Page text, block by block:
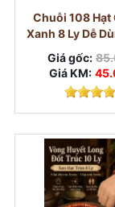
Vòng gỗ
hợp với
Chuỗi 108 Hạt
Xanh 8 Ly Dễ
Giá gốc:
Giá KM: